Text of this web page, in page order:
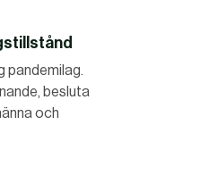
pandemilag.
besluta
och